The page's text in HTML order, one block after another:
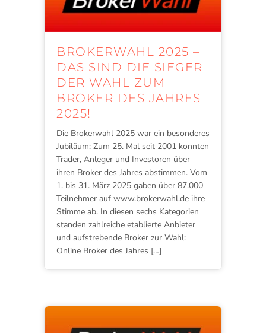
BROKERWAHL 2025 –
DAS SIND DIE SIEGER
DER WAHL ZUM
BROKER DES JAHRES
2025!
Die Brokerwahl 2025 war ein besonderes
Jubiläum: Zum 25. Mal seit 2001 konnten
Trader, Anleger und Investoren über
ihren Broker des Jahres abstimmen. Vom
1. bis 31. März 2025 gaben über 87.000
Teilnehmer auf www.brokerwahl.de ihre
Stimme ab. In diesen sechs Kategorien
standen zahlreiche etablierte Anbieter
und aufstrebende Broker zur Wahl:
Online Broker des Jahres […]